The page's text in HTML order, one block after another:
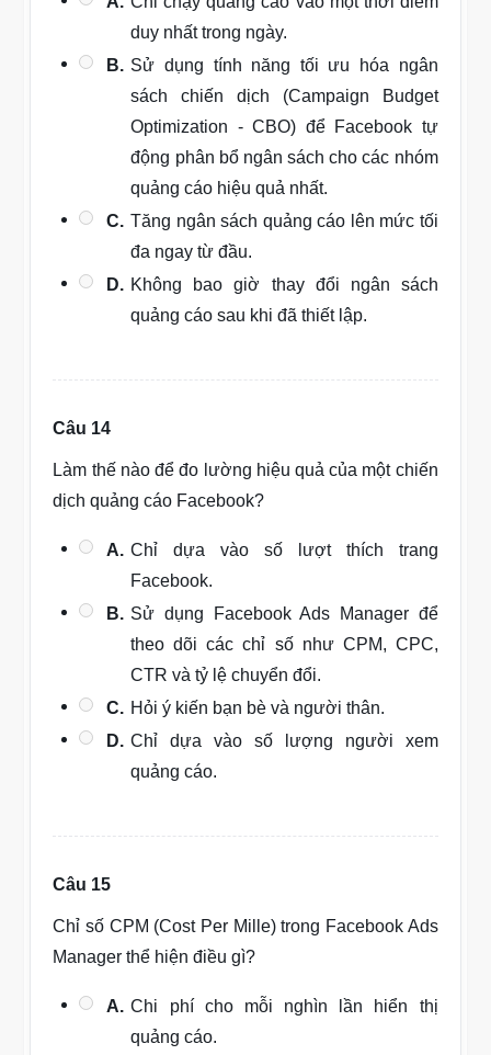
duy nhất trong ngày.
B. Sử dụng tính năng tối ưu hóa ngân
sách chiến dịch (Campaign Budget
Optimization - CBO) để Facebook tự
động phân bổ ngân sách cho các nhóm
quảng cáo hiệu quả nhất.
C. Tăng ngân sách quảng cáo lên mức tối
đa ngay từ đầu.
D. Không bao giờ thay đổi ngân sách
quảng cáo sau khi đã thiết lập.
Câu 14
Làm thế nào để đo lường hiệu quả của một chiến
dịch quảng cáo Facebook?
A. Chỉ dựa vào số lượt thích trang
Facebook.
B. Sử dụng Facebook Ads Manager để
theo dõi các chỉ số như CPM, CPC,
CTR và tỷ lệ chuyển đổi.
C. Hỏi ý kiến bạn bè và người thân.
D. Chỉ dựa vào số lượng người xem
quảng cáo.
Câu 15
Chỉ số CPM (Cost Per Mille) trong Facebook Ads
Manager thể hiện điều gì?
A. Chi phí cho mỗi nghìn lần hiển thị
quảng cáo.